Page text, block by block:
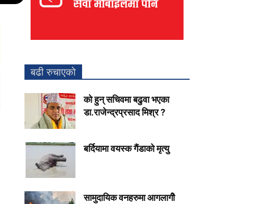
बढी रुचाएको
को हुन् सचिवमा बढुवा भएका
डा.राजेन्द्रप्रसाद मिश्र ?
बर्दियामा वयस्क गैंडाको मृत्यु
सामुदायिक वनहरुमा आगलागीे